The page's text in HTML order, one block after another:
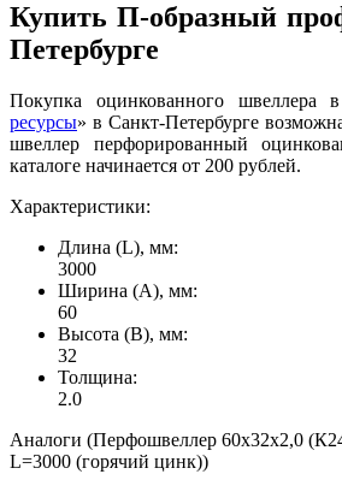
Купить П-образный
Петербурге
Покупка оцинкованного швеллера
ресурсы» в Санкт-Петербурге
швеллер перфорированный
каталоге начинается от 200 рублей.
Характеристики:
Длина (L), мм:
3000
Ширина (А), мм:
60
Высота (В), мм:
32
Толщина:
2.0
Аналоги (Перфошвеллер 60х32х2,0
L=3000 (горячий цинк))